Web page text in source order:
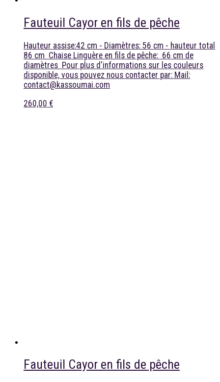
Fauteuil Cayor en fils de pêche
Hauteur assise:42 cm - Diamètres: 56 cm - hauteur total
86 cm Chaise Linguère en fils de pêche: 66 cm de
diamètres Pour plus d'informations sur les couleurs
disponible, vous pouvez nous contacter par: Mail:
contact@kassoumai.com
260,00 €
Fauteuil Cayor en fils de pêche